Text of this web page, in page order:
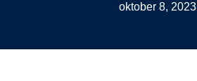
oktober 8, 2023